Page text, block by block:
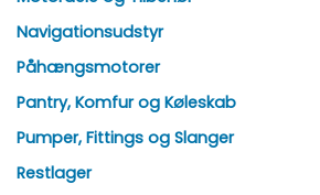
Navigationsudstyr
Påhængsmotorer
Pantry, Komfur og Køleskab
Pumper, Fittings og Slanger
Restlager